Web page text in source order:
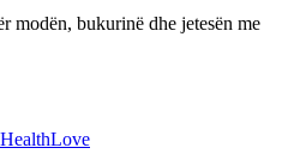
modën, bukurinë dhe jetesën me
HealthLove